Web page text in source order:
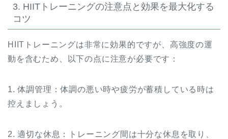
3. HIITトレーニングの注意点と効果を最大化する
コツ
HIITトレーニングは非常に効果的ですが、高強度の運
動を含むため、以下の点に注意が必要です：
1. 体調管理：体調の悪い時や疲労が蓄積している時は
控えましょう。
2. 適切な休息：トレーニング間は十分な休息を取り、